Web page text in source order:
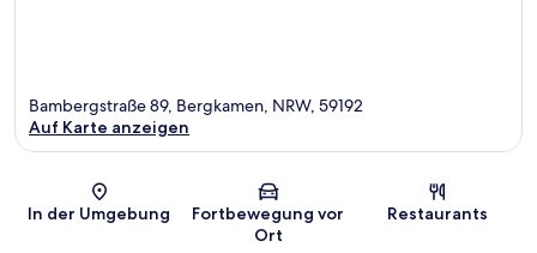
Karte
Bambergstraße 89, Bergkamen, NRW, 59192
Auf Karte anzeigen
In der Umgebung
Fortbewegung vor
Ort
Restaurants